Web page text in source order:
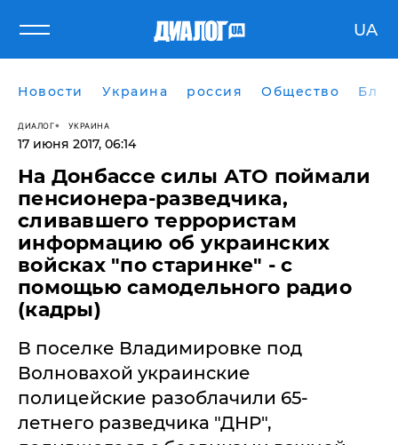
UA
Новости Украина россия Общество
ДИАЛОГ УКРАИНА
17 июня 2017, 06:14
​На Донбассе силы АТО поймали
пенсионера-разведчика,
сливавшего террористам
информацию об украинских
войсках "по старинке" - с
помощью самодельного радио
(кадры)
В поселке Владимировке под
Волновахой украинские
полицейские разоблачили 65-
летнего разведчика "ДНР",